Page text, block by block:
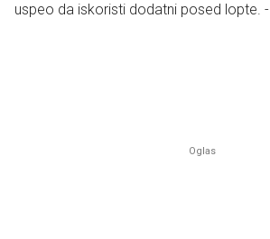
uspeo da iskoristi dodatni posed lopte. -